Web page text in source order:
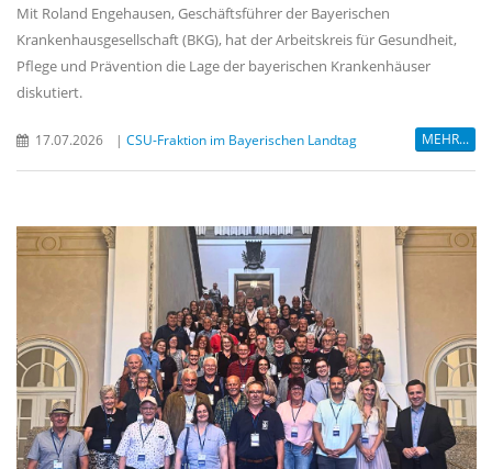
Mit Roland Engehausen, Geschäftsführer der Bayerischen
Krankenhausgesellschaft (BKG), hat der Arbeitskreis für Gesundheit,
Pflege und Prävention die Lage der bayerischen Krankenhäuser
diskutiert.
17.07.2026 | CSU-Fraktion im Bayerischen Landtag MEHR...